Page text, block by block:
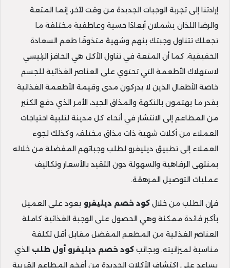
إرادتنا إلى تجربة الوجبات الجديدة من وقت لآخر، إنما المتعة
والرضا اللذان يشملان أبعادًا حسية وعاطفية مختلفة ما
تجعلك تتناول وجبتك بنهم وشهية متذوقًا طعم السعادة
الحقيقية، كما أن المتعة في تناول الأكل هي الحافز الرئيسي
لاستهلاك الأطعمة التي تحتوي على العناصر الغذائية للجسم
خاصة الأطفال الذين لا يدركون مدى وقيمة الأطعمة الغذائية
بقدر ما يهتمون بالنكهة والمذاق الجيد، الأمر الذي دفع الكثير
من المطاعم إلى الانتشار في أنحاء كل مدينة لتلبية احتياجات
العملاء من أكلات شهية ذات مذاق مختلف، وكذلك لجوء
العملاء إلى تطبيق ديليفرو لطلب وجباتهم المفضلة من خلاله
بمنتهى الرفاهية والسهولة دون التقيد بالأسعار وتكاليف
عمليات التوصيل المرهقة.
فإن الطلب من خلال كود خصم ديليفرو يعود على العميل
بأكبر فائدة ممكنة وهي الحصول على الوجبة الغذائية كاملة
العناصر الغذائية من المطعم المفضل مقابل أقل تكلفة
مناسبة لميزانيته، وبجانب كود خصم ديليفرو أول طلب الذي
يساعد على اكتشاف الأكلات الجديدة من أفخم المطاعم القريبة